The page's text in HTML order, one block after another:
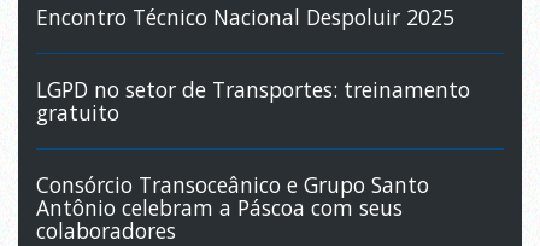
Encontro Técnico Nacional Despoluir 2025
LGPD no setor de Transportes: treinamento
gratuito
Consórcio Transoceânico e Grupo Santo
Antônio celebram a Páscoa com seus
colaboradores